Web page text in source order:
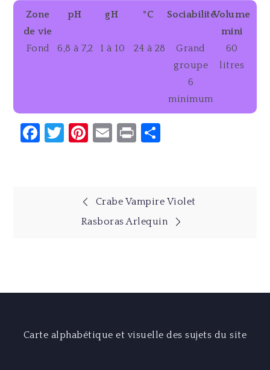
Zone
de vie
pH gH °C SociabilitéVolume
mini
Fond
6,8 à 7,2 1 à 10 24 à 28
Grand
groupe
6
minimum
60
litres
Facebook
Twitter
Pinterest
EmailPrint
NavigationCrabe Vampire Violet
Rasboras Arlequin
Carte alphabétique et visuelle des sujets du site